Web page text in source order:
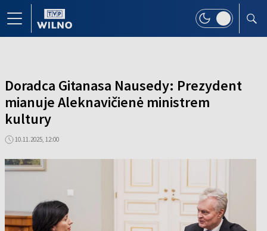
Doradca Gitanasa Nausedy: Prezydent
mianuje Aleknavičienė ministrem
kultury
10.11.2025, 12:00